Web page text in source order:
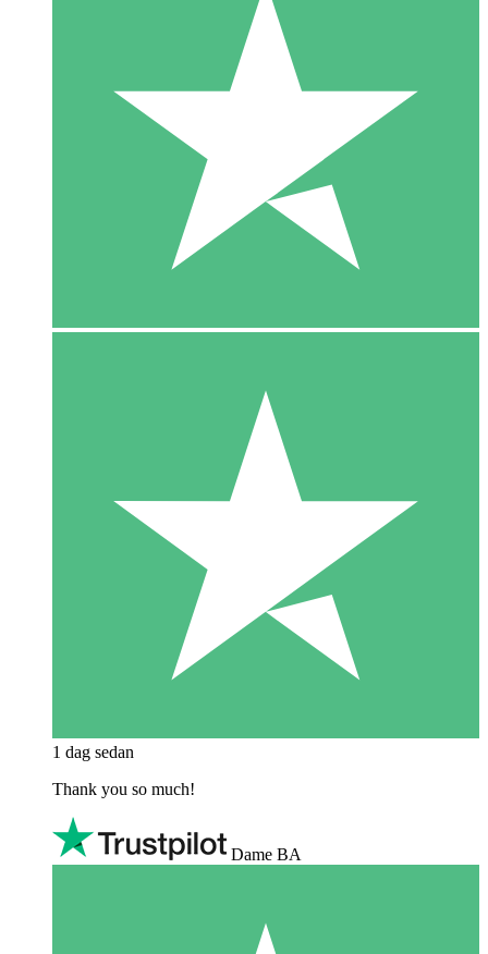
1 dag sedan
Thank you so much!
Dame BA